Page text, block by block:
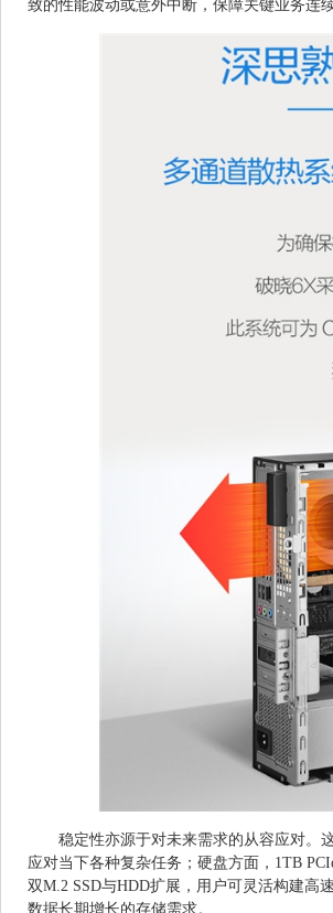
致的性能波动或意外中断，保障关键业务连续
稳定性亦源于对未来需求的从容应对。
应对当下各种复杂任务；硬盘方面，1TB
双M.2 SSD与HDD扩展，用户可灵活构建高
数据长期增长的存储需求。